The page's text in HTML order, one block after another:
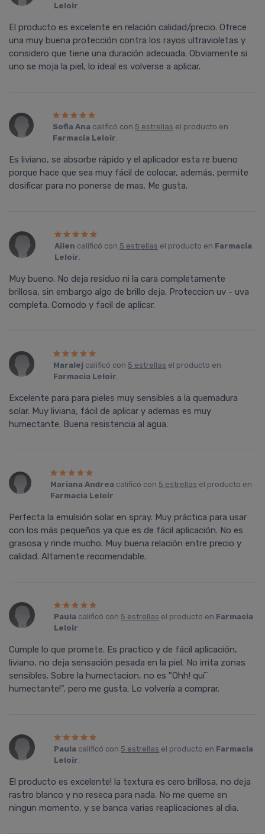
Leloir.
El producto es excelente en relación calidad/precio. Ofrece
una muy buena protección contra los rayos ultravioletas y
considero que tiene una duración adecuada. Obviamente si
uno se moja la piel, lo ideal es volverse a aplicar.
Sofia Ana calificó con 5 estrellas el producto en
Farmacia Leloir.
Es liviano, se absorbe rápido y el aplicador esta re bueno
porque hace que sea muy fácil de colocar, además, permite
dosificar para no ponerse de mas. Me gusta.
Ailen calificó con 5 estrellas el producto en Farmacia
Leloir.
Muy bueno. No deja residuo ni la cara completamente
brillosa, sin embargo algo de brillo deja. Proteccion uv - uva
completa. Comodo y facil de aplicar.
Maralej calificó con 5 estrellas el producto en
Farmacia Leloir.
Excelente para para pieles muy sensibles a la quemadura
solar. Muy liviana, fácil de aplicar y ademas es muy
humectante. Buena resistencia al agua.
Mariana Andrea calificó con 5 estrellas el producto en
Farmacia Leloir.
Perfecta la emulsión solar en spray. Muy práctica para usar
con los más pequeños ya que es de fácil aplicación. No es
grasosa y rinde mucho. Muy buena relación entre precio y
calidad. Altamente recomendable.
Paula calificó con 5 estrellas el producto en Farmacia
Leloir.
Cumple lo que promete. Es practico y de fácil aplicación,
liviano, no deja sensación pesada en la piel. No irrita zonas
sensibles. Sobre la humectacion, no es "Ohh! quí¨
humectante!", pero me gusta. Lo volverí­a a comprar.
Paula calificó con 5 estrellas el producto en Farmacia
Leloir.
El producto es excelente! la textura es cero brillosa, no deja
rastro blanco y no reseca para nada. No me queme en
ningun momento, y se banca varias reaplicaciones al dia.